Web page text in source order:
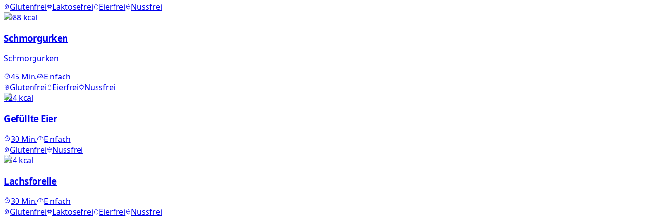
Glutenfrei Laktosefrei Eierfrei
Nussfrei
1088kcal
Schmorgurken
Schmorgurken
45Min.
Einfach
Glutenfrei
Eierfrei
Nussfrei
124kcal
Gefüllte Eier
30Min.
Einfach
Glutenfrei
Nussfrei
214kcal
Lachsforelle
30Min.
Einfach
Glutenfrei Laktosefrei Eierfrei Nussfrei